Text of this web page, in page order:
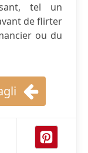
tel un
de flirter
ou du